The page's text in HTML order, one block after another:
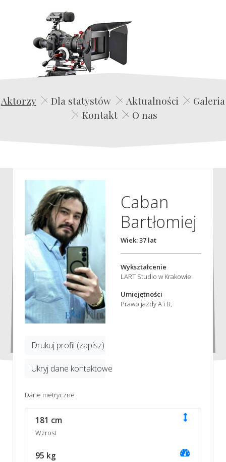
Edwin Film Agencja Aktorska
Aktorzy Dla statystów Aktualności
Galeria
Kontakt
O nas
Drukuj profil (zapisz)
Ukryj dane kontaktowe
Caban
Bartłomiej
Wiek: 37 lat
Wykształcenie
LART Studio w Krakowie
Umiejętności
Prawo jazdy A i B,
Dane metryczne
181 cm
Wzrost
95 kg